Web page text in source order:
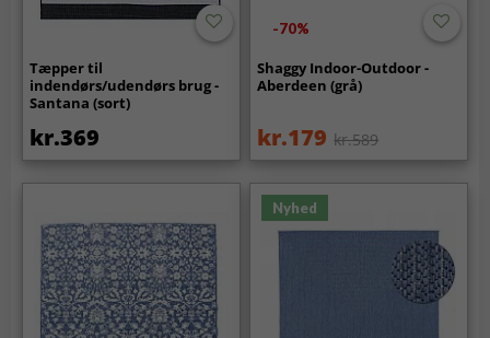
Tæpper til
indendørs/udendørs brug -
Santana (sort)
kr.369
-70%
Shaggy Indoor-Outdoor -
Aberdeen (grå)
kr.179 kr.589
Nyhed